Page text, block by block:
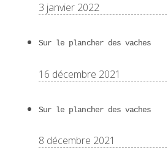
3 janvier 2022
Sur le plancher des vaches
16 décembre 2021
Sur le plancher des vaches
8 décembre 2021